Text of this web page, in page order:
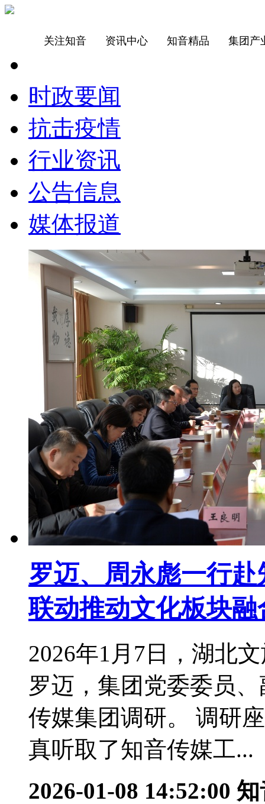
关注知音 资讯中心 知音精品 集团产
时政要闻
抗击疫情
行业资讯
公告信息
媒体报道
罗迈、周永彪一行
联动推动文化板块融
2026年1月7日，湖北
罗迈，集团党委委员
传媒集团调研。 调研
真听取了知音传媒工...
2026-01-08 14:52:00